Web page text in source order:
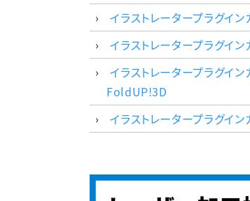
イラストレータープラグイ
イラストレータープラグイ
イラストレータープラグイ
FoldUP!3D
イラストレータープラグイ